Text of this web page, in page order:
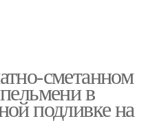
сметанном
в
подливке на